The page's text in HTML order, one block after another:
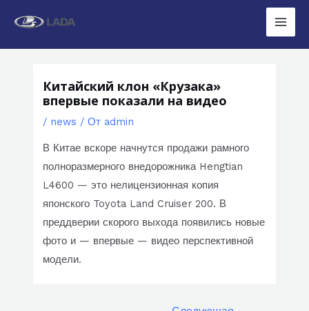
Main
Китайский клон «Крузака»
впервые показали на видео
/ news / От admin
В Китае вскоре начнутся продажи рамного
полноразмерного внедорожника Hengtian
L4600 — это нелицензионная копия
японского Toyota Land Cruiser 200. В
преддверии скорого выхода появились новые
фото и — впервые — видео перспективной
модели.